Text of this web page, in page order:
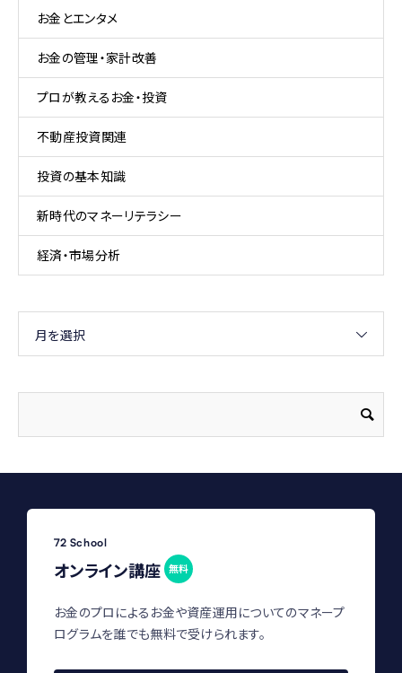
お金とエンタメ
お金の管理・家計改善
プロが教えるお金・投資
不動産投資関連
投資の基本知識
新時代のマネーリテラシー
経済・市場分析
月を選択
72 School
オンライン講座 無料
お金のプロによるお金や資産運用についてのマネープ
ログラムを誰でも無料で受けられます。